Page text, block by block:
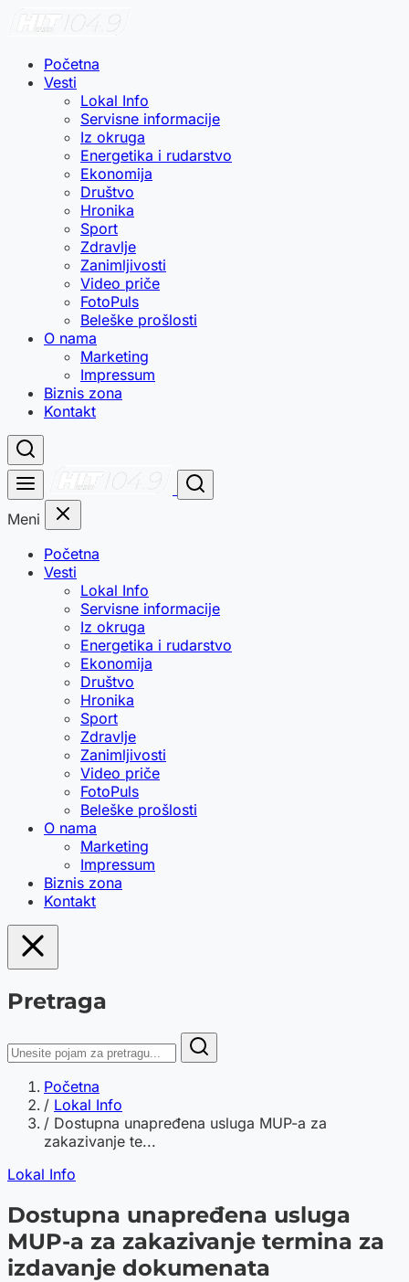
Početna
Vesti
Lokal Info
Servisne informacije
Iz okruga
Energetika i rudarstvo
Ekonomija
Društvo
Hronika
Sport
Zdravlje
Zanimljivosti
Video priče
FotoPuls
Beleške prošlosti
O nama
Marketing
Impressum
Biznis zona
Kontakt
Meni
Početna
Vesti
Lokal Info
Servisne informacije
Iz okruga
Energetika i rudarstvo
Ekonomija
Društvo
Hronika
Sport
Zdravlje
Zanimljivosti
Video priče
FotoPuls
Beleške prošlosti
O nama
Marketing
Impressum
Biznis zona
Kontakt
Pretraga
Početna
/ Lokal Info
/ Dostupna unapređena usluga MUP-a za
zakazivanje te...
Lokal Info
Dostupna unapređena usluga
MUP-a za zakazivanje termina za
izdavanje dokumenata